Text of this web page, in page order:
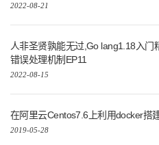
2022-08-21
人非圣贤孰能无过,Go lang1.18入
错误处理机制EP11
2022-08-15
在阿里云Centos7.6上利用docker搭
2019-05-28